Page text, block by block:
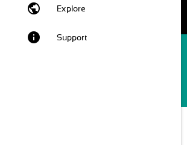
public Explore
info Support